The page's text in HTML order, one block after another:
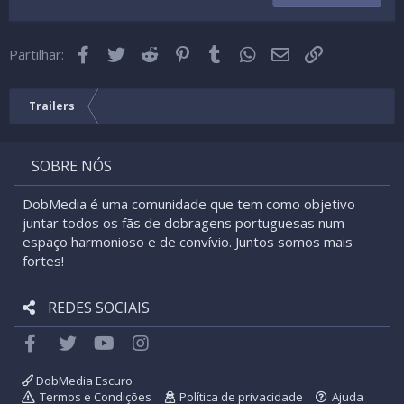
26
Trebuchet MS
Partilhar: Facebook
Twitter Reddit Pinterest
Tumblr WhatsApp
Email
Trailers
SOBRE NÓS
DobMedia é uma comunidade que tem como objetivo
juntar todos os fãs de dobragens portuguesas num
espaço harmonioso e de convívio. Juntos somos mais
fortes!
REDES SOCIAIS
FacebookTwitter youtube
DobMedia Escuro
Termos e Condições
Política de privacidade Ajuda